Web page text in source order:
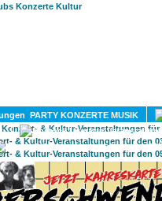
PARTY KONZERTE MUSIK